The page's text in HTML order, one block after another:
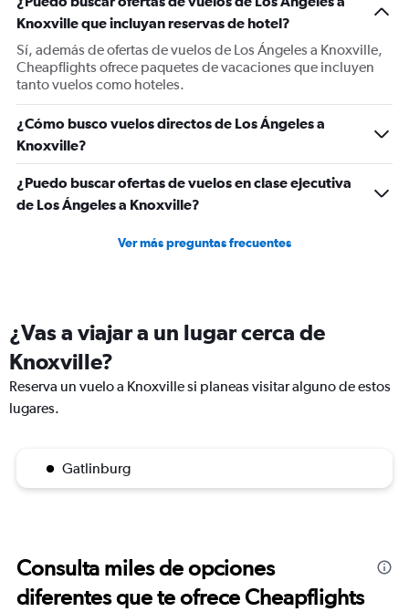
Y
axis
displaying
values.
Range:
0
600.
Knoxville que incluyan reservas de hotel?
Sí, además de ofertas de vuelos de Los Ángeles a Knoxville,
Cheapflights ofrece paquetes de vacaciones que incluyen
tanto vuelos como hoteles.
¿Cómo busco vuelos directos de Los Ángeles a
Knoxville?
¿Puedo buscar ofertas de vuelos en clase ejecutiva
de Los Ángeles a Knoxville?
Ver más preguntas frecuentes
¿Vas a viajar a un lugar cerca de
Knoxville?
Reserva un vuelo a Knoxville si planeas visitar alguno de estos
lugares.
Gatlinburg
Consulta miles de opciones
diferentes que te ofrece Cheapflights